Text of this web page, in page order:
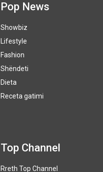
Pop News
Showbiz
Lifestyle
Fashion
Shëndeti
Dieta
Receta gatimi
Top Channel
Rreth Top Channel